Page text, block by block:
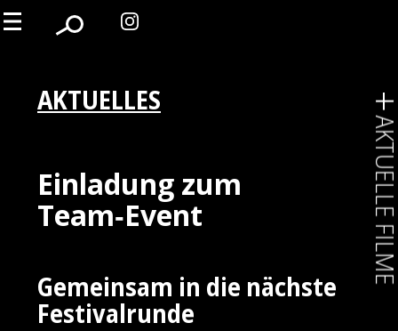
AKTUELLES
Einladung zum
Team‑Event
Gemeinsam in die nächste
Festivalrunde